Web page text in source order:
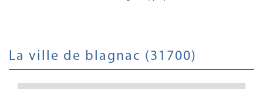
la ville de blagnac (31700)